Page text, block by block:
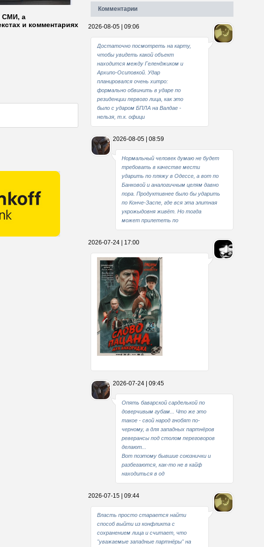
СМИ, а
и комментариях
Комментарии
2026-08-05 | 09:06
Достаточно посмотреть на карту,
чтобы увидеть какой объект
находится между Геленджиком и
Архипо-Осиповкой. Удар
планировался очень хитро:
формально обвинить в ударе по
резиденции первого лица, как это
было с ударом БПЛА на Валдае -
нельзя, т.к. офици
2026-08-05 | 08:59
Нормальный человек думаю не будет
требовать в качестве мести
ударить по пляжу в Одессе, а вот по
Банковой и аналогичным целям давно
пора. Продуктивнее было бы ударить
по Конче-Заспе, где вся эта элитная
укрожыдовня живёт. Но тогда
может прилететь по
2026-07-24 | 17:00
В свое время
2026-07-24 | 09:45
Опять баварской сарделькой по
доверчивым губам... Что же это
такое - свой народ гнобят по-
черному, а для западных партнёров
реверансы под столом переговоров
делают...
Вот поэтому бывшие союзнички и
разбегаются, как-то не в кайф
находиться в од
2026-07-15 | 09:44
Власть просто старается найти
способ выйти из конфликта с
сохранением лица и считает, что
"уважаемые западные партнёры" на